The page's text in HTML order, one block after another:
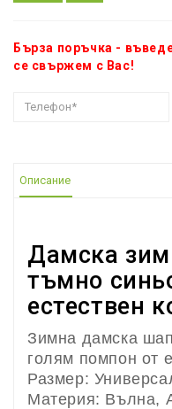
Бърза поръчка -
се свържем с Вас!
Описание
Дамска
тъмно
естествен
Зимна дамска
голям помпон от
Размер:
Материя: Вълна,